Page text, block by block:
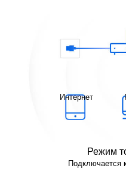
Интернет
Режим
Подключается